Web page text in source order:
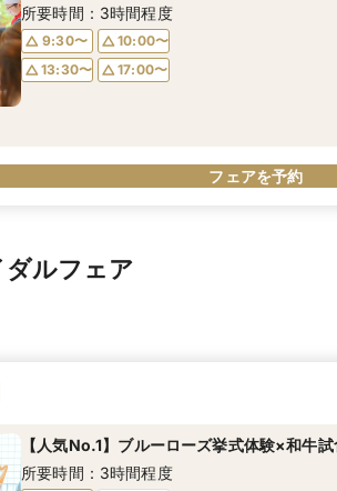
所要時間：3時間程度
9:30〜
10:00〜
13:30〜
17:00〜
フェアを予約
ルフェア
【人気No.1】ブルーローズ挙式体験×和牛
所要時間：3時間程度